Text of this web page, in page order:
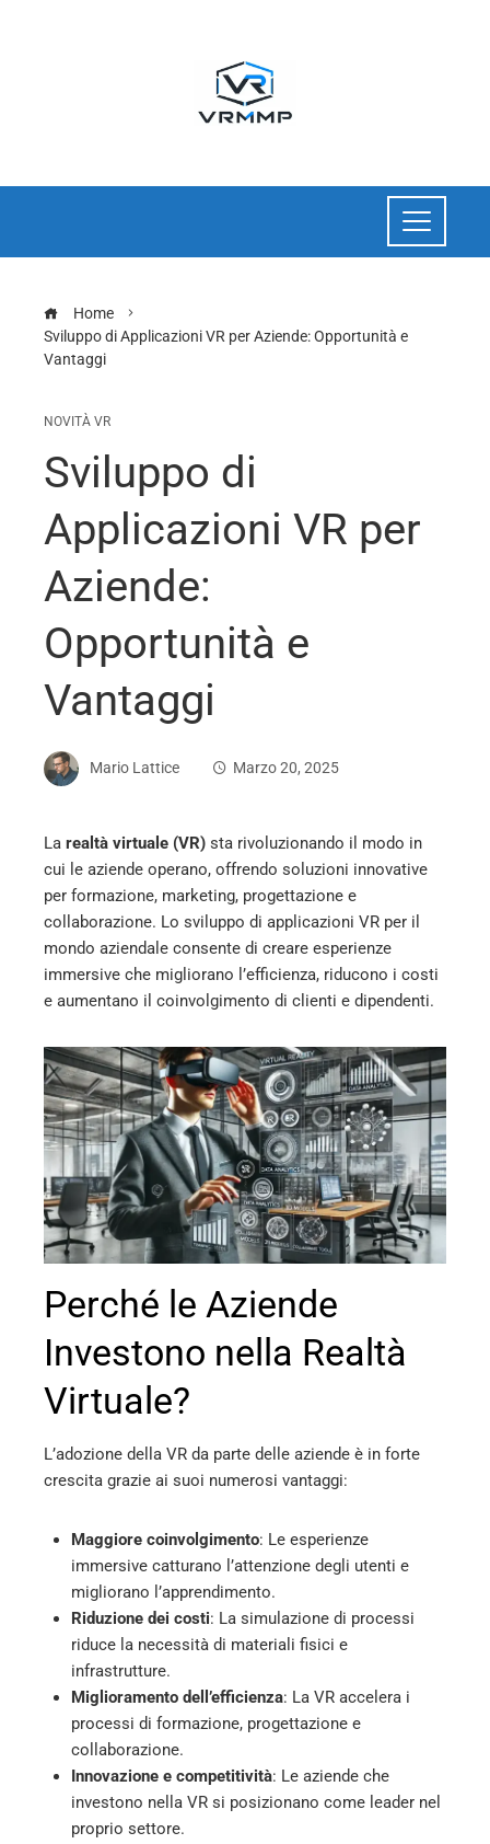
Home
Sviluppo di Applicazioni VR per Aziende: Opportunità e
Vantaggi
NOVITÀ VR
Sviluppo di
Applicazioni VR per
Aziende:
Opportunità e
Vantaggi
Mario Lattice Marzo 20, 2025
La realtà virtuale (VR) sta rivoluzionando il modo in
cui le aziende operano, offrendo soluzioni innovative
per formazione, marketing, progettazione e
collaborazione. Lo sviluppo di applicazioni VR per il
mondo aziendale consente di creare esperienze
immersive che migliorano l’efficienza, riducono i costi
e aumentano il coinvolgimento di clienti e dipendenti.
Perché le Aziende
Investono nella Realtà
Virtuale?
L’adozione della VR da parte delle aziende è in forte
crescita grazie ai suoi numerosi vantaggi:
Maggiore coinvolgimento: Le esperienze
immersive catturano l’attenzione degli utenti e
migliorano l’apprendimento.
Riduzione dei costi: La simulazione di processi
riduce la necessità di materiali fisici e
infrastrutture.
Miglioramento dell’efficienza: La VR accelera i
processi di formazione, progettazione e
collaborazione.
Innovazione e competitività: Le aziende che
investono nella VR si posizionano come leader nel
proprio settore.